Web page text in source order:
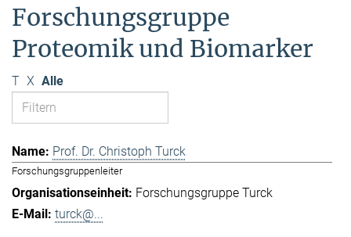
Forschungsgruppe
Proteomik und Biomarker
T X Alle
Prof. Dr. Christoph Turck
Forschungsgruppenleiter
Forschungsgruppe Turck
turck@...